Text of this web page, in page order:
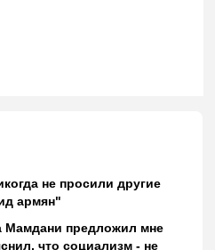
не просили другие
армян"
Мамдани предложил мне
что социализм - не